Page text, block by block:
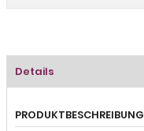
Details
PRODUKTBESCHREIBUNG